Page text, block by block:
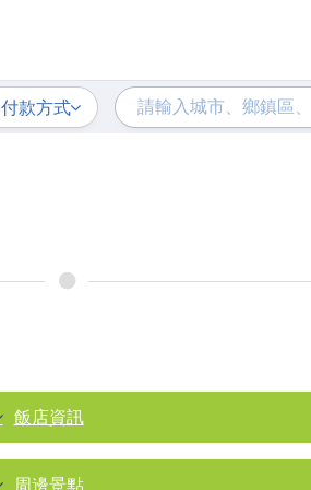
付款方式
飯店資訊
周邊景點